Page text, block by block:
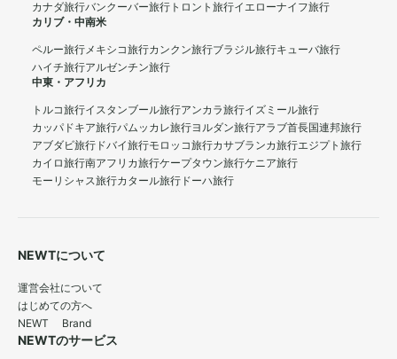
カナダ旅行バンクーバー旅行 トロント旅行イエローナイフ旅行
カリブ・中南米
ペルー旅行メキシコ旅行カンクン旅行ブラジル旅行キューバ旅行
ハイチ旅行アルゼンチン旅行
中東・アフリカ
トルコ旅行イスタンブール旅行アンカラ旅行イズミール旅行
カッパドキア旅行パムッカレ旅行ヨルダン旅行アラブ首長国連邦旅行
アブダビ旅行 ドバイ旅行モロッコ旅行カサブランカ旅行エジプト旅行
カイロ旅行南アフリカ旅行ケープタウン旅行ケニア旅行
モーリシャス旅行カタール旅行 ドーハ旅行
NEWTについて
運営会社について
はじめての方へ
NEWT Brand
NEWTのサービス